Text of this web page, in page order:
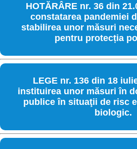
HOTĂRÂRE nr. 36 din
constatarea pandemiei
stabilirea unor măsuri
pentru protecția
LEGE nr. 136 din 18
instituirea unor măsuri în
publice în situaţii de risc
biologic.